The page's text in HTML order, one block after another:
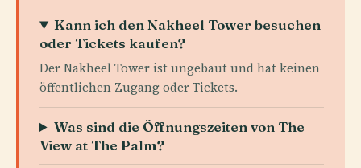
Kann ich den Nakheel Tower besuchen
oder Tickets kaufen?
Der Nakheel Tower ist ungebaut und hat keinen
öffentlichen Zugang oder Tickets.
Was sind die Öffnungszeiten von The
View at The Palm?